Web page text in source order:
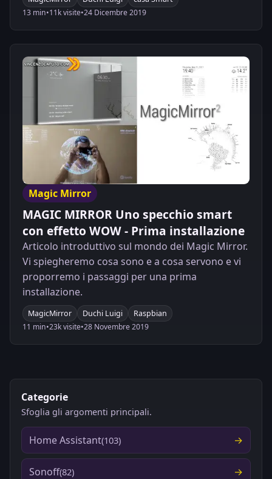
13 min•11k visite•24 Dicembre 2019
Magic Mirror
MAGIC MIRROR Uno specchio smart
con effetto WOW - Prima installazione
Articolo introduttivo sul mondo dei Magic Mirror.
Vi spiegheremo cosa sono e a cosa servono e vi
proporremo i passaggi per una prima
installazione.
MagicMirror Duchi Luigi
Raspbian
11 min•23k visite•28 Novembre 2019
Categorie
Sfoglia gli argomenti principali.
Home Assistant(103)
Sonoff(82)